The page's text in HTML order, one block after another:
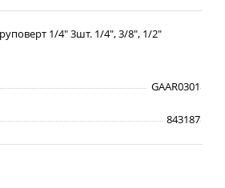
1/4" 3шт. 1/4", 3/8", 1/2"
GAAR0301
843187